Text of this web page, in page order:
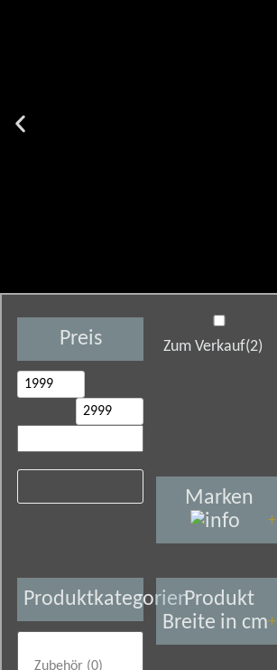
Preis Zum Verkauf(2)
Marken
+
ProduktkategorienProdukt
Breite in cm+